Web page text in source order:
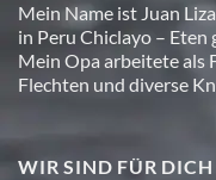
Mein Name ist Juan
in Peru Chiclayo – Eten
Mein Opa arbeitete als
Flechten und diverse
WIR SIND FÜR